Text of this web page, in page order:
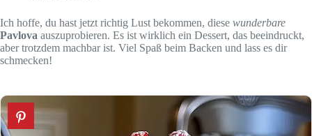
Ich hoffe, du hast jetzt richtig Lust bekommen, diese wunderbare
Pavlova auszuprobieren. Es ist wirklich ein Dessert, das beeindruckt,
aber trotzdem machbar ist. Viel Spaß beim Backen und lass es dir
schmecken!